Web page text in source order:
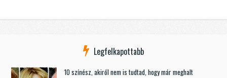
Legfelkapottabb
10 színész, akiről nem is tudtad, hogy már meghalt